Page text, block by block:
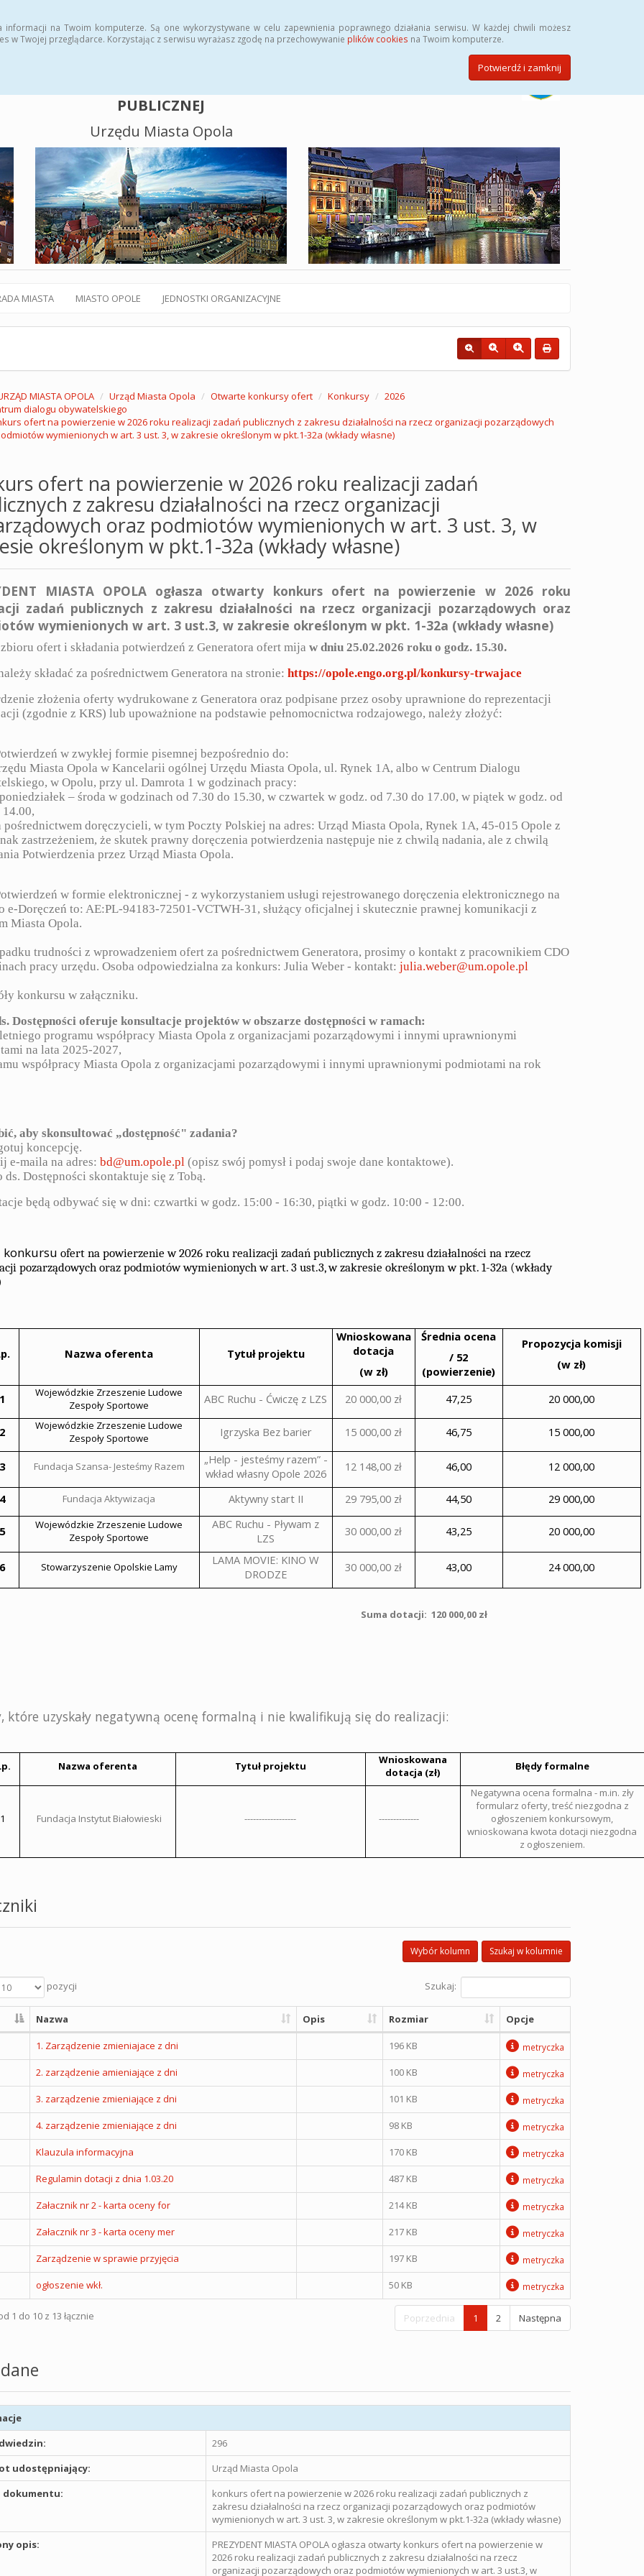
na Twoim komputerze. Są one wykorzystywane w celu zapewnienia poprawnego działania serwisu. W każdej chwili możesz
w Twojej przeglądarce. Korzystając z serwisu wyrażasz zgodę na przechowywanie plików cookies na Twoim komputerze.
Potwierdź i zamknij
PUBLICZNEJ
Urzędu Miasta Opola
MIASTA MIASTO OPOLE JEDNOSTKI ORGANIZACYJNE
MIASTA OPOLA Urząd Miasta Opola Otwarte konkursy ofert Konkursy
2026
dialogu obywatelskiego
ofert na powierzenie w 2026 roku realizacji zadań publicznych z zakresu działalności na rzecz organizacji pozarządowych
wymienionych w art. 3 ust. 3, w zakresie określonym w pkt.1-32a (wkłady własne)
ofert na powierzenie w 2026 roku realizacji zadań
z zakresu działalności na rzecz organizacji
oraz podmiotów wymienionych w art. 3 ust. 3, w
określonym w pkt.1-32a (wkłady własne)
MIASTA OPOLA ogłasza otwarty konkurs ofert na powierzenie w 2026 roku
zadań publicznych z zakresu działalności na rzecz organizacji pozarządowych oraz
wymienionych w art. 3 ust.3, w zakresie określonym w pkt. 1-32a (wkłady własne)
ofert i składania potwierdzeń z Generatora ofert mija w dniu 25.02.2026 roku o godz. 15.30.
składać za pośrednictwem Generatora na stronie: https://opole.engo.org.pl/konkursy-trwajace
złożenia oferty wydrukowane z Generatora oraz podpisane przez osoby uprawnione do reprezentacji
(zgodnie z KRS) lub upoważnione na podstawie pełnomocnictwa rodzajowego, należy złożyć:
w zwykłej formie pisemnej bezpośrednio do:
Miasta Opola w Kancelarii ogólnej Urzędu Miasta Opola, ul. Rynek 1A, albo w Centrum Dialogu
w Opolu, przy ul. Damrota 1 w godzinach pracy:
– środa w godzinach od 7.30 do 15.30, w czwartek w godz. od 7.30 do 17.00, w piątek w godz. od
doręczycieli, w tym Poczty Polskiej na adres: Urząd Miasta Opola, Rynek 1A, 45-015 Opole z
zastrzeżeniem, że skutek prawny doręczenia potwierdzenia następuje nie z chwilą nadania, ale z chwilą
Potwierdzenia przez Urząd Miasta Opola.
w formie elektronicznej - z wykorzystaniem usługi rejestrowanego doręczenia elektronicznego na
e-Doręczeń to: AE:PL-94183-72501-VCTWH-31, służący oficjalnej i skutecznie prawnej komunikacji z
Miasta Opola.
trudności z wprowadzeniem ofert za pośrednictwem Generatora, prosimy o kontakt z pracownikiem CDO
pracy urzędu. Osoba odpowiedzialna za konkurs: Julia Weber - kontakt: julia.weber@um.opole.pl
konkursu w załączniku.
Dostępności oferuje konsultacje projektów w obszarze dostępności w ramach:
programu współpracy Miasta Opola z organizacjami pozarządowymi i innymi uprawnionymi
na lata 2025-2027,
współpracy Miasta Opola z organizacjami pozarządowymi i innymi uprawnionymi podmiotami na rok
aby skonsultować „dostępność" zadania?
koncepcję.
e-maila na adres: bd@um.opole.pl(opisz swój pomysł i podaj swoje dane kontaktowe).
ds. Dostępności skontaktuje się z Tobą.
będą odbywać się w dni: czwartki w godz. 15:00 - 16:30, piątki w godz. 10:00 - 12:00.
konkursu ofert na powierzenie w 2026roku realizacji zadań publicznych z zakresu działalności na rzecz
pozarządowych oraz podmiotów wymienionych w art. 3 ust.3, w zakresie określonym w pkt. 1-32a (wkłady
Nazwa oferenta Tytuł projektu
Wnioskowana
dotacja
(w zł)
Średnia ocena
/ 52
(powierzenie)
Propozycja komisji
(w zł)
1
Wojewódzkie Zrzeszenie Ludowe
Zespoły Sportowe
ABC Ruchu - Ćwiczę z LZS 20 000,00 zł 47,25 20 000,00
2
Wojewódzkie Zrzeszenie Ludowe
Zespoły Sportowe
Igrzyska Bez barier 15 000,00 zł 46,75 15 000,00
3 Fundacja Szansa- Jesteśmy Razem
„Help - jesteśmy razem” -
wkład własny Opole 2026
12 148,00 zł 46,00 12 000,00
4 Fundacja Aktywizacja Aktywny start II 29 795,00 zł 44,50 29 000,00
5
Wojewódzkie Zrzeszenie Ludowe
Zespoły Sportowe
ABC Ruchu - Pływam z
LZS
30 000,00 zł 43,25 20 000,00
6 Stowarzyszenie Opolskie Lamy
LAMA MOVIE: KINO W
DRODZE
30 000,00 zł 43,00 24 000,00
Suma dotacji: 120 000,00 zł
które uzyskały negatywną ocenę formalną i nie kwalifikują się do realizacji:
Nazwa oferenta Tytuł projektu
Wnioskowana
dotacja (zł)
Błędy formalne
1 Fundacja Instytut Białowieski ------------------ --------------
Negatywna ocena formalna - m.in. zły
formularz oferty, treść niezgodna z
ogłoszeniem konkursowym,
wnioskowana kwota dotacji niezgodna
z ogłoszeniem.
Szukaj w kolumnie
Wybór kolumn
pozycji Szukaj:
Nazwa Opis Rozmiar Opcje
1. Zarządzenie zmieniajace z dni 196 KB metryczka
2. zarządzenie amieniające z dni 100 KB metryczka
3. zarządzenie zmieniające z dni 101 KB metryczka
4. zarządzenie zmieniające z dni 98 KB metryczka
Klauzula informacyjna 170 KB metryczka
Regulamin dotacji z dnia 1.03.20 487 KB metryczka
Załacznik nr 2 - karta oceny for 214 KB metryczka
Załacznik nr 3 - karta oceny mer 217 KB metryczka
Zarządzenie w sprawie przyjęcia 197 KB metryczka
ogłoszenie wkł. 50 KB metryczka
1 do 10 z 13 łącznie Poprzednia 1 2 Następna
296
udostępniający:
Urząd Miasta Opola
dokumentu:
konkurs ofert na powierzenie w 2026 roku realizacji zadań publicznych z
zakresu działalności na rzecz organizacji pozarządowych oraz podmiotów
wymienionych w art. 3 ust. 3, w zakresie określonym w pkt.1-32a (wkłady własne)
opis:
PREZYDENT MIASTA OPOLA ogłasza otwarty konkurs ofert na powierzenie w
2026 roku realizacji zadań publicznych z zakresu działalności na rzecz
organizacji pozarządowych oraz podmiotów wymienionych w art. 3 ust.3, w